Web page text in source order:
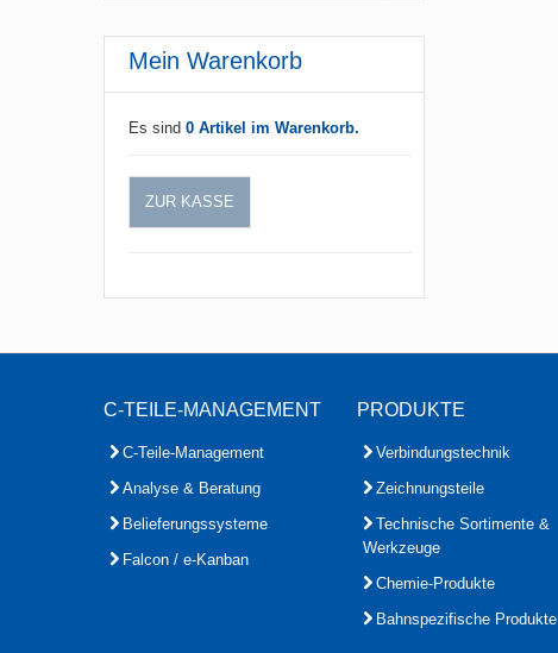
Mein Warenkorb
Es sind 0 Artikel im Warenkorb.
ZUR KASSE
C-TEILE-MANAGEMENT
C-Teile-Management
Analyse & Beratung
Belieferungssysteme
Falcon / e-Kanban
PRODUKTE
Verbindungstechnik
Zeichnungsteile
Technische Sortimente &
Werkzeuge
Chemie-Produkte
Bahnspezifische Produkte